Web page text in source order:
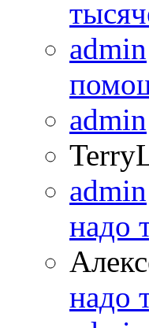
admin
admin
admin
надо
надо